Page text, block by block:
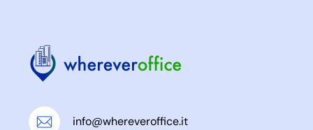
info@whereveroffice.it